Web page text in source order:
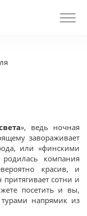
», ведь ночная
завораживает
или «финскими
компания
красив, и
притягивает сотни и
посетить и вы,
напрямик из